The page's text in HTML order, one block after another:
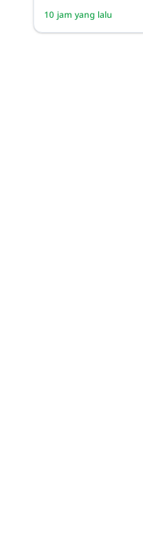
10 jam yang lalu